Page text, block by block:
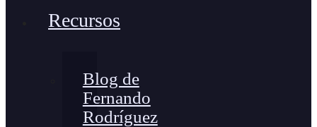
Recursos
Blog de
Fernando
Rodríguez